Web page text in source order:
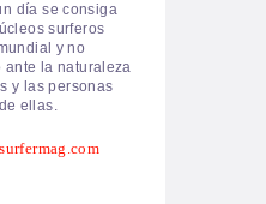
día se consiga
surferos
y no
la naturaleza
y las personas
ellas.